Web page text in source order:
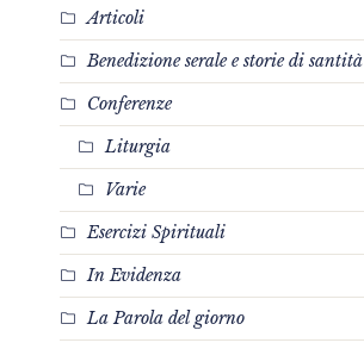
Articoli
Benedizione serale e storie di santità
Conferenze
Liturgia
Varie
Esercizi Spirituali
In Evidenza
La Parola del giorno